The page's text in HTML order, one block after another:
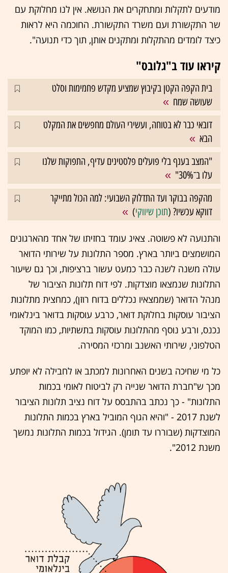
מודעים לתקלות ומתחקרים את הנושא. אין לנו מחלוקת עם
שר התקשורת ועם משרד התקשורת. החוכמה היא לראות
כיצד לומדים מהתקלות ומתקנים אותן, תוך כדי תנועה".
קיראו עוד ב"גלובס"
בית הקפה הקטן בקיבוץ שמציע מקדש פחמימות וסלט
שעושה שמח
דובאי כבר לא בטוחה, ועשירי העולם מחפשים את המקלט
הבא
"המצב בענף בלי פועלים פלסטינים עדיף, התפוקות שלנו
עלו ב־30%"
מהקפה בבוקר ועד התדלוק השבועי: למה הכול מתייקר
דווקא עכשיו? (תוכן שיווקי)
והתנועה לא פשוטה. צאיג עומד בחזיתו של אחד מהארגונים
המושמצים ביותר בארץ. מספר התלונות על שירותי הדואר
עולה משנה לשנה כבר כמעט עשור ברציפות, וכך גם שיעור
התלונות שנמצאו מוצדקות. לפי דוח תלונות הציבור של
מנהל הדואר (שממצאיו נכללים בדוח רוזן), כמחצית מתלונות
הציבור עוסקות בחלוקת דואר, כרבע עוסקות בדואר בינלאומי
נכנס, ורבע נוסף מהתלונות עוסקות בתשתיות, כמו המוקד
הטלפוני, שירותי האשנב ומרכזי המסירה.
כל מי שחיכה בשנים האחרונות למכתב או לחבילה לא יופתע
מכך ש"חברת הדואר שנייה רק לביטוח לאומי בכמות
התלונות" - כך נכתב בהתבסס על דוח נציב תלונות הציבור
לשנת 2017 - "והיא הגוף המוביל בארץ בכמות התלונות
המוצדקות (שבוררו עד תומן). הגידול בכמות התלונות נמשך
משנת 2012".